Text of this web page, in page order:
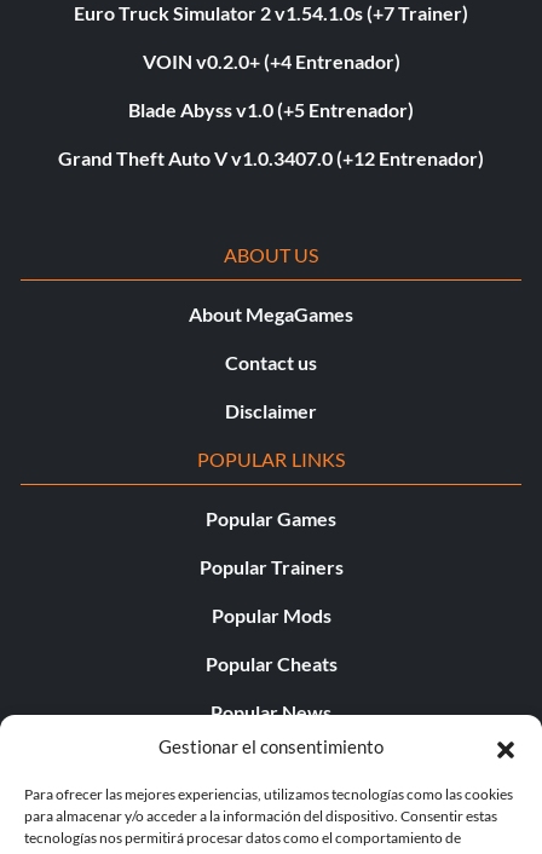
Gestionar el consentimiento
Para ofrecer las mejores experiencias, utilizamos tecnologías como las cookies
para almacenar y/o acceder a la información del dispositivo. Consentir estas
tecnologías nos permitirá procesar datos como el comportamiento de
Euro Truck Simulator 2 v1.54.1.0s (+7 Trainer)
VOIN v0.2.0+ (+4 Entrenador)
Blade Abyss v1.0 (+5 Entrenador)
Grand Theft Auto V v1.0.3407.0 (+12 Entrenador)
ABOUT US
About MegaGames
Contact us
Disclaimer
POPULAR LINKS
Popular Games
Popular Trainers
Popular Mods
Popular Cheats
Popular News
Popular Editorials
Popular Free Games